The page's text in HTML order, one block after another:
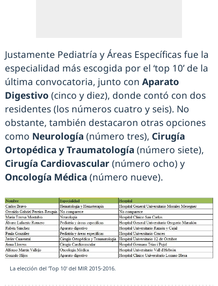
Justamente Pediatría y Áreas Específicas fue la
especialidad más escogida por el ‘top 10’ de la
última convocatoria, junto con Aparato
Digestivo (cinco y diez), donde contó con dos
residentes (los números cuatro y seis). No
obstante, también destacaron otras opciones
como Neurología (número tres), Cirugía
Ortopédica y Traumatología (número siete),
Cirugía Cardiovascular(número ocho) y
Oncología Médica (número nueve).
La elección del 'Top 10' del MIR 2015-2016.